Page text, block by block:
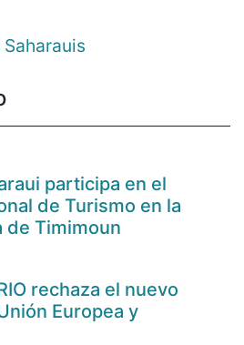
participa en el
de Turismo en la
de Timimoun
rechaza el nuevo
Europea y